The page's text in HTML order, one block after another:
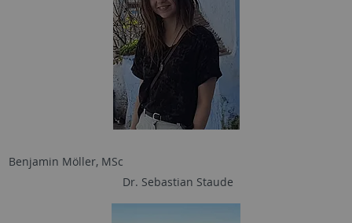
Benjamin Möller, MSc
Dr. Sebastian Staude